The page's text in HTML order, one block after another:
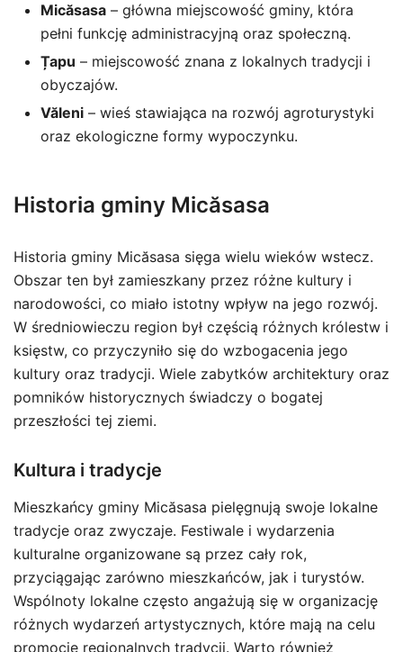
Micăsasa – główna miejscowość gminy, która
pełni funkcję administracyjną oraz społeczną.
Țapu – miejscowość znana z lokalnych tradycji i
obyczajów.
Văleni – wieś stawiająca na rozwój agroturystyki
oraz ekologiczne formy wypoczynku.
Historia gminy Micăsasa
Historia gminy Micăsasa sięga wielu wieków wstecz.
Obszar ten był zamieszkany przez różne kultury i
narodowości, co miało istotny wpływ na jego rozwój.
W średniowieczu region był częścią różnych królestw i
księstw, co przyczyniło się do wzbogacenia jego
kultury oraz tradycji. Wiele zabytków architektury oraz
pomników historycznych świadczy o bogatej
przeszłości tej ziemi.
Kultura i tradycje
Mieszkańcy gminy Micăsasa pielęgnują swoje lokalne
tradycje oraz zwyczaje. Festiwale i wydarzenia
kulturalne organizowane są przez cały rok,
przyciągając zarówno mieszkańców, jak i turystów.
Wspólnoty lokalne często angażują się w organizację
różnych wydarzeń artystycznych, które mają na celu
promocję regionalnych tradycji. Warto również